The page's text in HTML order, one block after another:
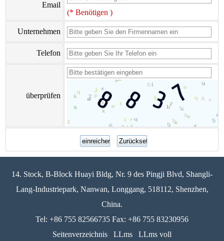
Email
(* Benötigen )
Unternehmen
Telefon
überprüfen
14. Stock, B-Block Huayi Bldg, Nr. 9 des Pingji Blvd, Shangli-
Lang-Industriepark, Nanwan, Longgang, 518112, Shenzhen,
China.
Tel: +86 755 82566735 Fax: +86 755 83230956
Seitenverzeichnis
LLms LLms voll